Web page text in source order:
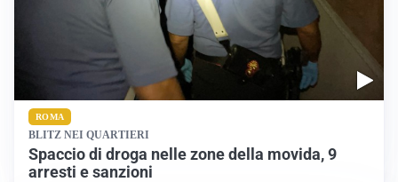
ROMA
BLITZ NEI QUARTIERI
Spaccio di droga nelle zone della movida, 9
arresti e sanzioni